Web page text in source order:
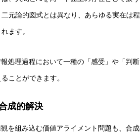
二元論的図式とは異なり、あらゆる実在
ます。
処理過程において一種の「感受」や「判
ことができます。
成的解決
を組み込む価値アライメント問題も、合